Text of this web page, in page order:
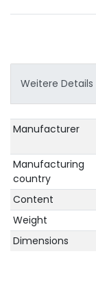
Weitere Details
Technical
Value
Manufacturer
Manufacturing
country
Content
Weight
Dimensions